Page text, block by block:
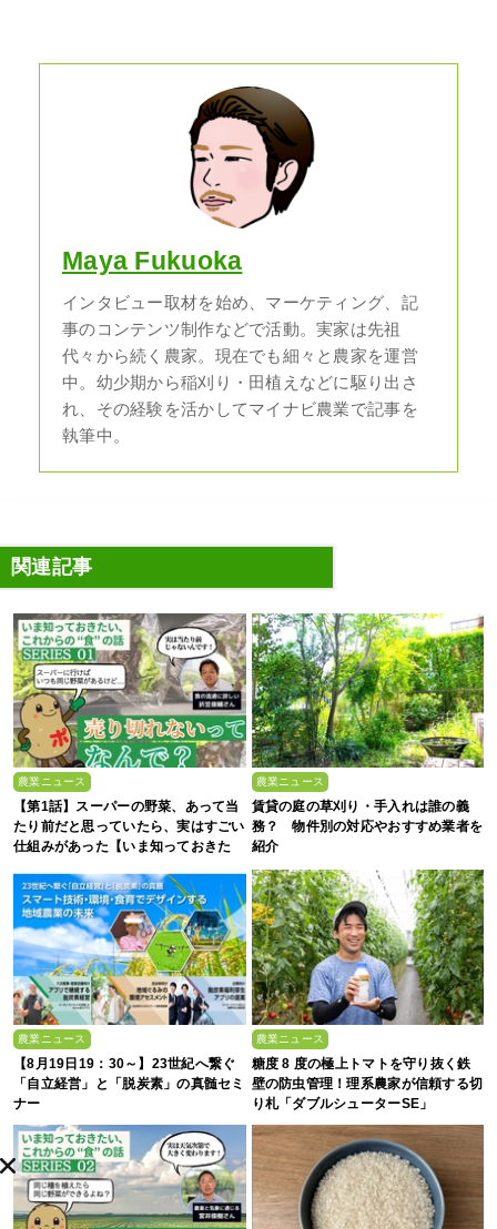
Maya Fukuoka
インタビュー取材を始め、マーケティング、記
事のコンテンツ制作などで活動。実家は先祖
代々から続く農家。現在でも細々と農家を運営
中。幼少期から稲刈り・田植えなどに駆り出さ
れ、その経験を活かしてマイナビ農業で記事を
執筆中。
関連記事
農業ニュース
【第1話】スーパーの野菜、あって当
たり前だと思っていたら、実はすごい
仕組みがあった【いま知っておきた
農業ニュース
賃貸の庭の草刈り・手入れは誰の義
務？ 物件別の対応やおすすめ業者を
紹介
農業ニュース
【8月19日19：30～】23世紀へ繋ぐ
「自立経営」と「脱炭素」の真髄セミ
ナー
農業ニュース
糖度 8 度の極上トマトを守り抜く鉄
壁の防虫管理！理系農家が信頼する切
り札「ダブルシューターSE」